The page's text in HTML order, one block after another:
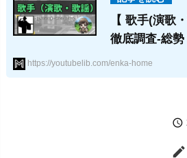
【 歌手(演歌
徹底調査-総
https://youtubelib.com/enka-home

